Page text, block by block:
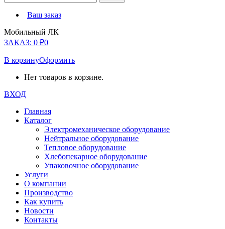
Ваш заказ
Мобильный ЛК
ЗАКАЗ: 0 ₽0
В корзинуОформить
Нет товаров в корзине.
ВХОД
Главная
Каталог
Электромеханическое оборудование
Нейтральное оборудование
Тепловое оборудование
Хлебопекарное оборудование
Упаковочное оборудование
Услуги
О компании
Производство
Как купить
Новости
Контакты